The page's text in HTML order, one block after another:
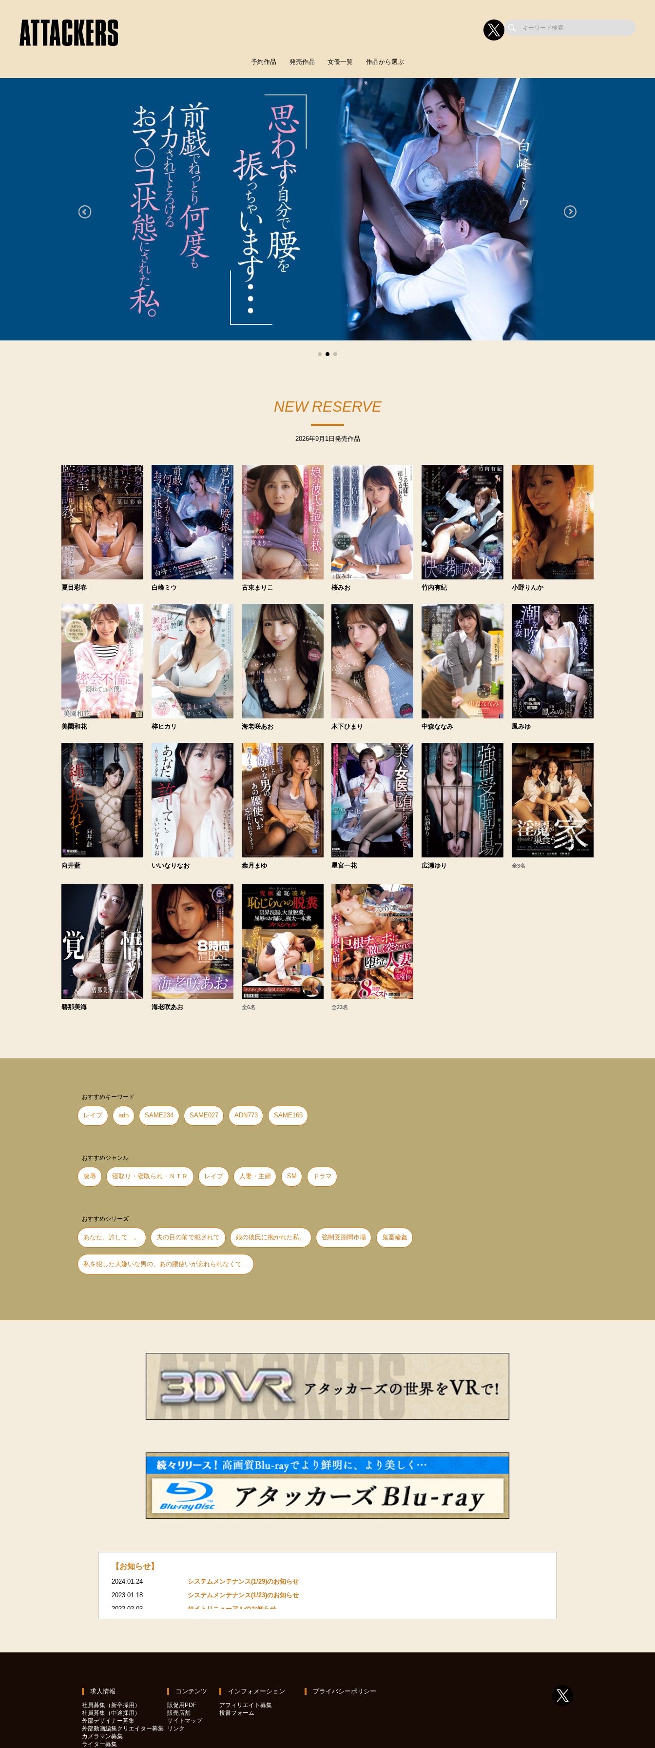
予約作品 発売作品 女優一覧 作品から選ぶ
NEW RESERVE
2026年9月1日発売作品
夏目彩春 白峰ミウ 古東まりこ 桜みお 竹内有紀 小野りんか
美園和花 梓ヒカリ 海老咲あお 木下ひまり 中森ななみ 鳳みゆ
向井藍 いいなりなお 葉月まゆ 星宮一花 広瀬ゆり 全3名
碧那美海 海老咲あお 全6名 全23名
おすすめキーワード
レイプ adn SAME234 SAME027 ADN773 SAME165
おすすめジャンル
凌辱 寝取り・寝取られ・ＮＴＲ レイプ 人妻・主婦 SM ドラマ
おすすめシリーズ
あなた、許して…。 夫の目の前で犯されて 娘の彼氏に抱かれた私。 強制受胎闇市場 鬼畜輪姦
私を犯した大嫌いな男の、あの腰使いが忘れられなくて…
【お知らせ】
2024.01.24
システムメンテナンス(1/29)のお知らせ
2023.01.18
システムメンテナンス(1/23)のお知らせ
2022.02.03
サイトリニューアルのお知らせ
求人情報
社員募集（新卒採用）
社員募集（中途採用）
外部デザイナー募集
外部動画編集クリエイター募集
カメラマン募集
ライター募集
コンテンツ
販促用PDF
販売店舗
サイトマップ
リンク
インフォメーション
アフィリエイト募集
投書フォーム
プライバシーポリシー